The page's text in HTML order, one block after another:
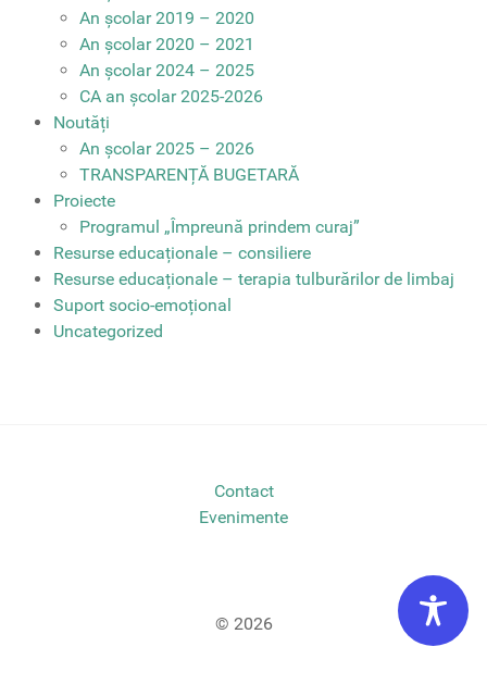
An școlar 2019 – 2020
An școlar 2020 – 2021
An școlar 2024 – 2025
CA an școlar 2025-2026
Noutăți
An școlar 2025 – 2026
TRANSPARENȚĂ BUGETARĂ
Proiecte
Programul „Împreună prindem curaj”
Resurse educaționale – consiliere
Resurse educaționale – terapia tulburărilor de limbaj
Suport socio-emoțional
Uncategorized
Contact
Evenimente
© 2026